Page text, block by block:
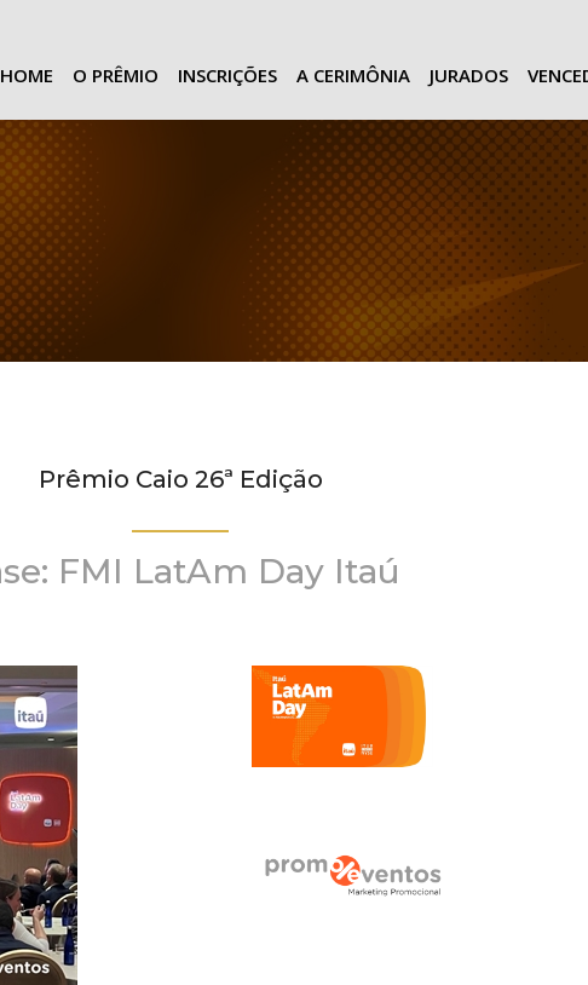
HOME O PRÊMIO INSCRIÇÕES A CERIMÔNIA JURADOS
Prêmio Caio 26ª Edição
FMI LatAm Day Itaú